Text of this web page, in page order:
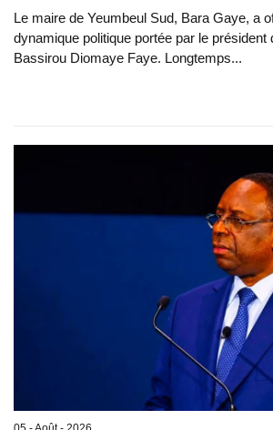
Le maire de Yeumbeul Sud, Bara Gaye, a
dynamique politique portée par le président
Bassirou Diomaye Faye. Longtemps...